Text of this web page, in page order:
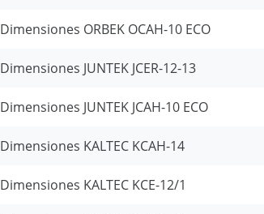
Dimensiones ORBEK OCAH-10 ECO
Dimensiones JUNTEK JCER-12-13
Dimensiones JUNTEK JCAH-10 ECO
Dimensiones KALTEC KCAH-14
Dimensiones KALTEC KCE-12/1